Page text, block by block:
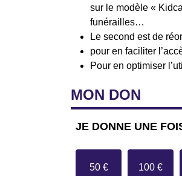
sur le modèle «
funérailles…
Le second est de
pour en faciliter
Pour en optimiser
MON DON
JE DONNE UNE
50 € 100 €